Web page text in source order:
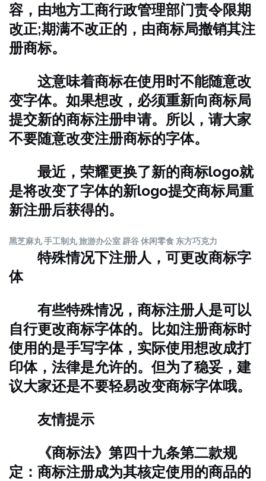
容，由地方工商行政管理部门责令限期
改正;期满不改正的，由商标局撤销其注
册商标。
这意味着商标在使用时不能随意改
变字体。如果想改，必须重新向商标局
提交新的商标注册申请。所以，请大家
不要随意改变注册商标的字体。
最近，荣耀更换了新的商标logo就
是将改变了字体的新logo提交商标局重
新注册后获得的。
黑芝麻丸 手工制丸 旅游办公室 辟谷 休闲零食 东方巧克力
特殊情况下注册人，可更改商标字
体
有些特殊情况，商标注册人是可以
自行更改商标字体的。比如注册商标时
使用的是手写字体，实际使用想改成打
印体，法律是允许的。但为了稳妥，建
议大家还是不要轻易改变商标字体哦。
友情提示
《商标法》第四十九条第二款规
定：商标注册成为其核定使用的商品的